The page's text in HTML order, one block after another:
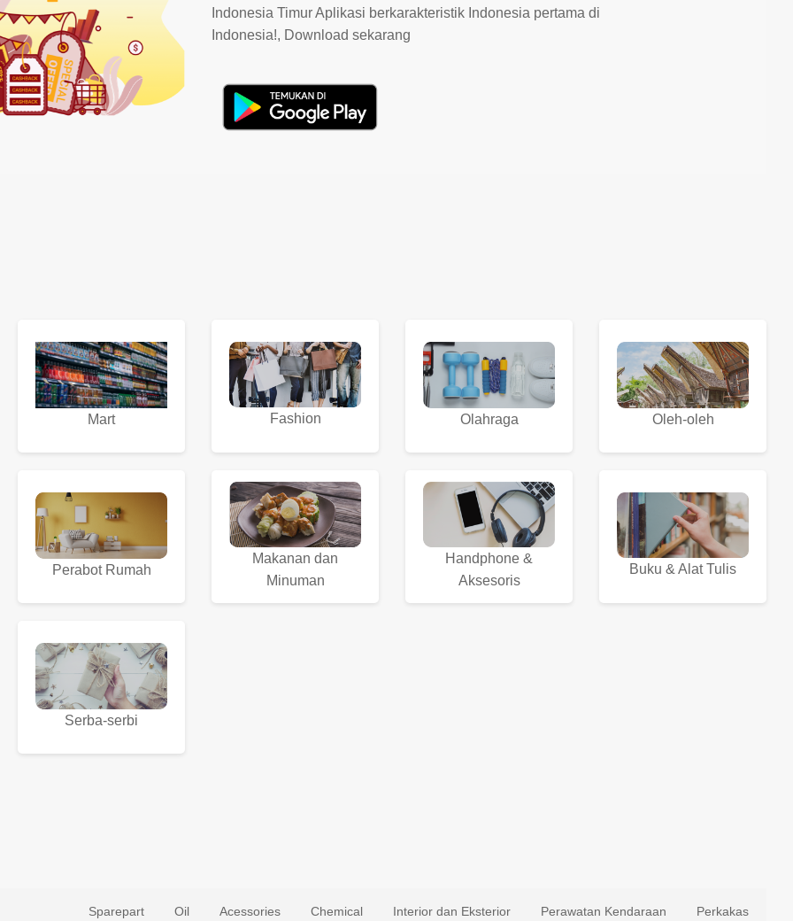
Indonesia Timur Aplikasi berkarakteristik Indonesia pertama di
Indonesia!, Download sekarang
Mart Fashion Olahraga Oleh-oleh
Perabot Rumah
Makanan dan
Minuman
Handphone &
Aksesoris
Buku & Alat Tulis
Serba-serbi
Sparepart Oil Acessories Chemical Interior dan Eksterior Perawatan Kendaraan Perkakas